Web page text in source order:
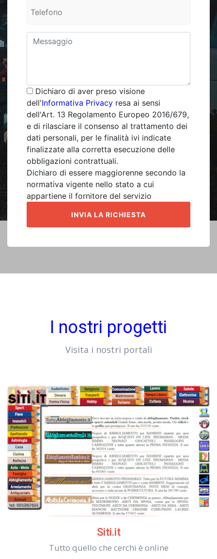
Dichiaro di aver preso visione
dell'Informativa Privacy resa ai sensi
dell'Art. 13 Regolamento Europeo 2016/679,
e di rilasciare il consenso al trattamento dei
dati personali, per le finalità ivi indicate
finalizzate alla corretta esecuzione delle
obbligazioni contrattuali.
Dichiaro di essere maggiorenne secondo la
normativa vigente nello stato a cui
appartiene il fornitore del servizio
I nostri progetti
Visita i nostri portali
Siti.it
Tutto quello che cerchi è online